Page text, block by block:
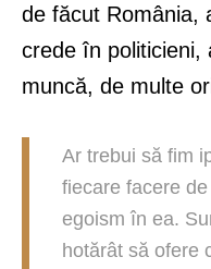
de făcut România,
crede în politicieni,
muncă, de multe
Ar trebui să fim
fiecare facere
egoism în ea.
hotărât să ofere